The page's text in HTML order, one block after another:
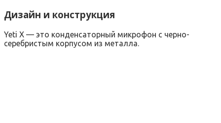
Дизайн и конструкция
Yeti X — это конденсаторный микрофон с черно-
серебристым корпусом из металла.